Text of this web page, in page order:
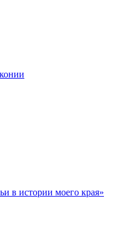
в истории моего края»